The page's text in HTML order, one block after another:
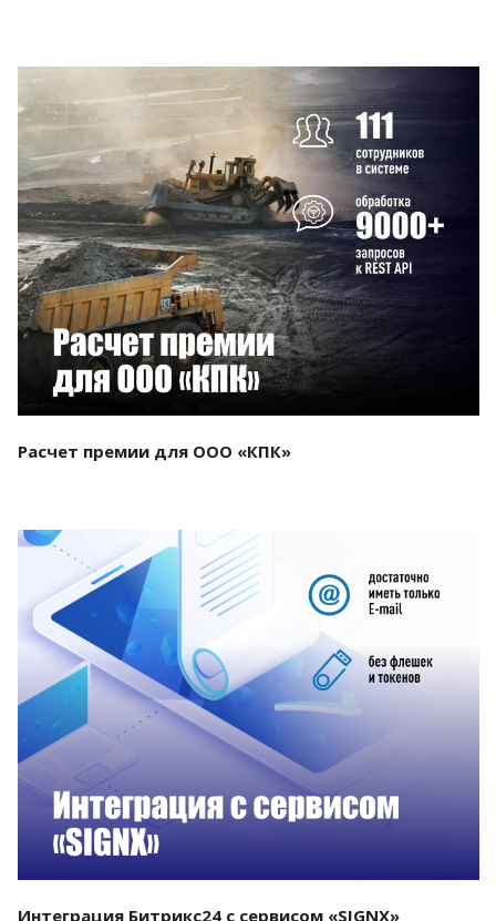
Смотреть проект
Расчет премии для ООО «КПК»
Смотреть проект
Интеграция Битрикс24 с сервисом «SIGNX»